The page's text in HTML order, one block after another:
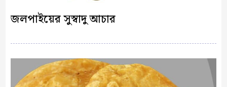
জলপাইয়ের সুস্বাদু আচার